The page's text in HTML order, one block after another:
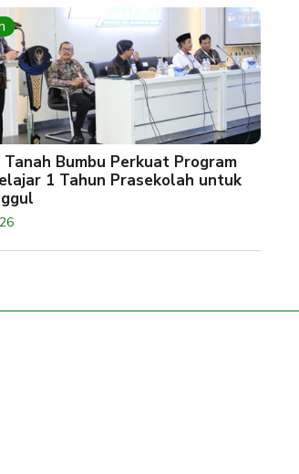
Tanah Bumbu Perkuat Program
1 Tahun Prasekolah untuk